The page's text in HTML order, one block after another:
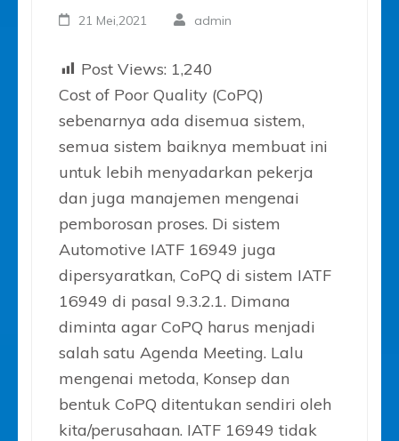
21 Mei,2021 admin
Post Views: 1,240
Cost of Poor Quality (CoPQ)
sebenarnya ada disemua sistem,
semua sistem baiknya membuat ini
untuk lebih menyadarkan pekerja
dan juga manajemen mengenai
pemborosan proses. Di sistem
Automotive IATF 16949 juga
dipersyaratkan, CoPQ di sistem IATF
16949 di pasal 9.3.2.1. Dimana
diminta agar CoPQ harus menjadi
salah satu Agenda Meeting. Lalu
mengenai metoda, Konsep dan
bentuk CoPQ ditentukan sendiri oleh
kita/perusahaan. IATF 16949 tidak